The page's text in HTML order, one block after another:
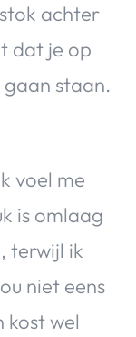
achter
dat je op
staan.
voel me
is omlaag
terwijl ik
niet eens
kost wel